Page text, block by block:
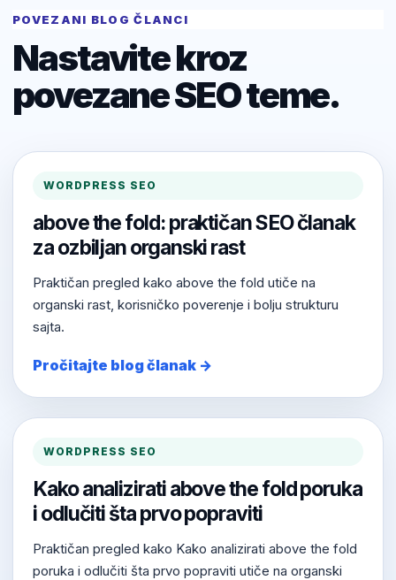
POVEZANI BLOG ČLANCI
Nastavite kroz
povezane SEO teme.
WORDPRESS SEO
above the fold: praktičan SEO članak
za ozbiljan organski rast
Praktičan pregled kako above the fold utiče na
organski rast, korisničko poverenje i bolju strukturu
sajta.
Pročitajte blog članak →
WORDPRESS SEO
Kako analizirati above the fold poruka
i odlučiti šta prvo popraviti
Praktičan pregled kako Kako analizirati above the fold
poruka i odlučiti šta prvo popraviti utiče na organski